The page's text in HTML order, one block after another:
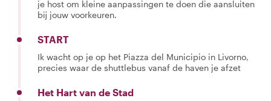
je host om kleine aanpassingen te doen die aansluiten
bij jouw voorkeuren.
START
Ik wacht op je op het Piazza del Municipio in Livorno,
precies waar de shuttlebus vanaf de haven je afzet
Het Hart van de Stad